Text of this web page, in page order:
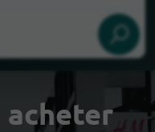
acheter